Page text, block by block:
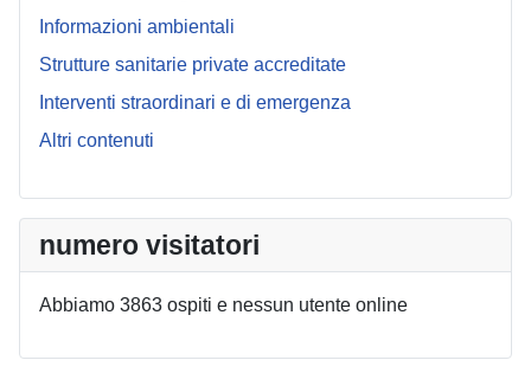
Informazioni ambientali
Strutture sanitarie private accreditate
Interventi straordinari e di emergenza
Altri contenuti
numero visitatori
Abbiamo 3863 ospiti e nessun utente online